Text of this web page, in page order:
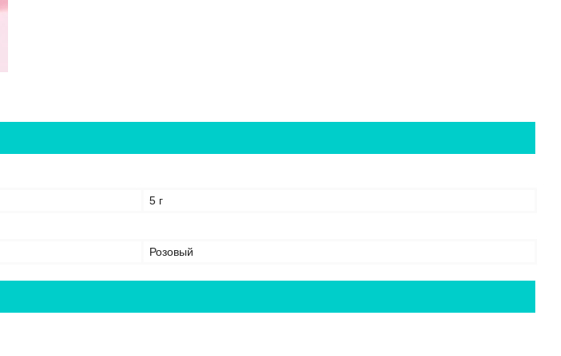
5 г
Розовый